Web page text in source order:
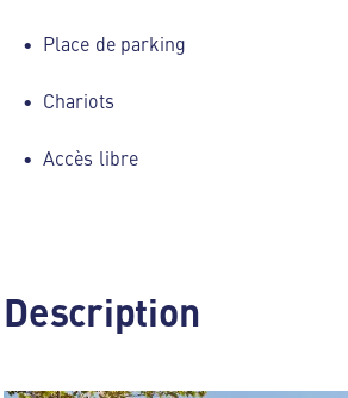
Place de parking
Chariots
Accès libre
Description